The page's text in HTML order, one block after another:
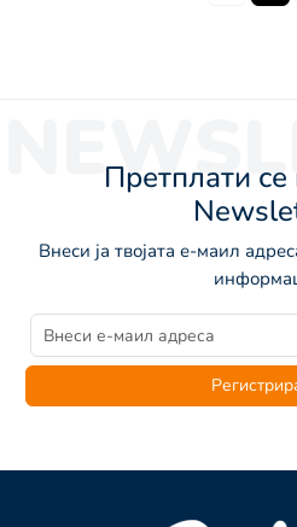
Претплати
Внеси ја твојата е-маил